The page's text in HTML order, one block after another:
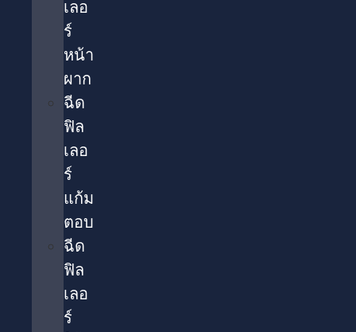
เลอ
ร์
หน้า
ผาก
ฉีด
ฟิล
เลอ
ร์
แก้ม
ตอบ
ฉีด
ฟิล
เลอ
ร์